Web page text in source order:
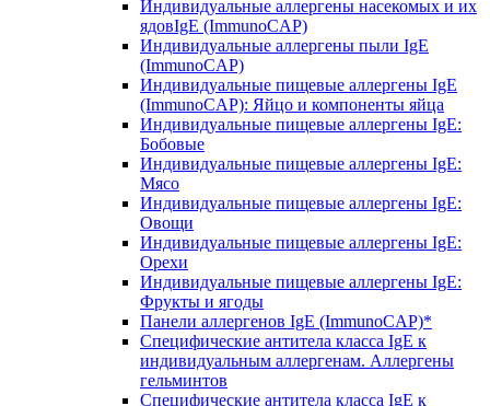
Индивидуальные аллергены насекомых и их
ядовIgE (ImmunoCAP)
Индивидуальные аллергены пыли IgE
(ImmunoCAP)
Индивидуальные пищевые аллергены IgE
(ImmunoCAP): Яйцо и компоненты яйца
Индивидуальные пищевые аллергены IgE:
Бобовые
Индивидуальные пищевые аллергены IgE:
Мясо
Индивидуальные пищевые аллергены IgE:
Овощи
Индивидуальные пищевые аллергены IgE:
Орехи
Индивидуальные пищевые аллергены IgE:
Фрукты и ягоды
Панели аллергенов IgE (ImmunoCAP)*
Специфические антитела класса IgE к
индивидуальным аллергенам. Аллергены
гельминтов
Специфические антитела класса IgE к